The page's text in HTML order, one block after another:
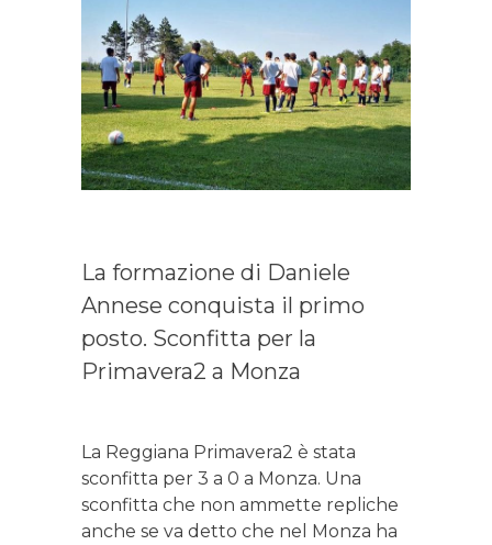
La formazione di Daniele
Annese conquista il primo
posto. Sconfitta per la
Primavera2 a Monza
La Reggiana Primavera2 è stata
sconfitta per 3 a 0 a Monza. Una
sconfitta che non ammette repliche
anche se va detto che nel Monza ha